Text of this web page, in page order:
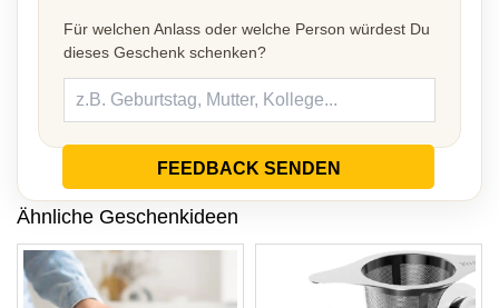
Für welchen Anlass oder welche Person würdest Du
dieses Geschenk schenken?
FEEDBACK SENDEN
Ähnliche Geschenkideen